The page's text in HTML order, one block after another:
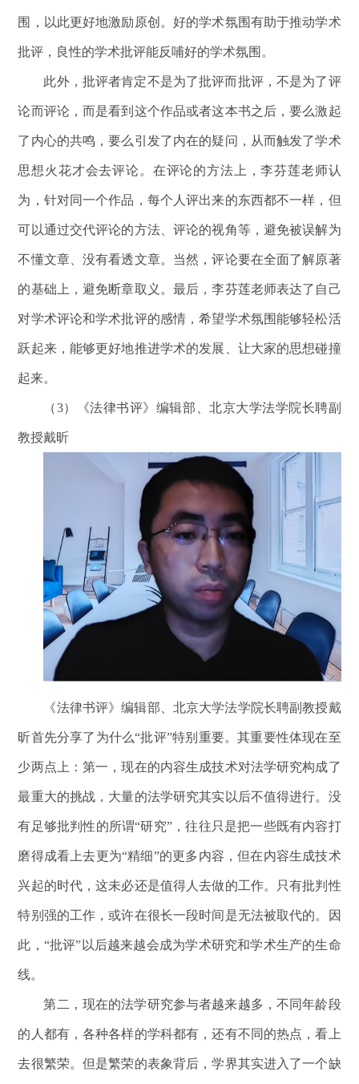
围，以此更好地激励原创。好的学术氛围有助于推动学术
批评，良性的学术批评能反哺好的学术氛围。
此外，批评者肯定不是为了批评而批评，不是为了评
论而评论，而是看到这个作品或者这本书之后，要么激起
了内心的共鸣，要么引发了内在的疑问，从而触发了学术
思想火花才会去评论。在评论的方法上，李芬莲老师认
为，针对同一个作品，每个人评出来的东西都不一样，但
可以通过交代评论的方法、评论的视角等，避免被误解为
不懂文章、没有看透文章。当然，评论要在全面了解原著
的基础上，避免断章取义。最后，李芬莲老师表达了自己
对学术评论和学术批评的感情，希望学术氛围能够轻松活
跃起来，能够更好地推进学术的发展、让大家的思想碰撞
起来。
（3）《法律书评》编辑部、北京大学法学院长聘副
教授戴昕
《法律书评》编辑部、北京大学法学院长聘副教授戴
昕首先分享了为什么“批评”特别重要。其重要性体现在至
少两点上：第一，现在的内容生成技术对法学研究构成了
最重大的挑战，大量的法学研究其实以后不值得进行。没
有足够批判性的所谓“研究”，往往只是把一些既有内容打
磨得成看上去更为“精细”的更多内容，但在内容生成技术
兴起的时代，这未必还是值得人去做的工作。只有批判性
特别强的工作，或许在很长一段时间是无法被取代的。因
此，“批评”以后越来越会成为学术研究和学术生产的生命
线。
第二，现在的法学研究参与者越来越多，不同年龄段
的人都有，各种各样的学科都有，还有不同的热点，看上
去很繁荣。但是繁荣的表象背后，学界其实进入了一个缺